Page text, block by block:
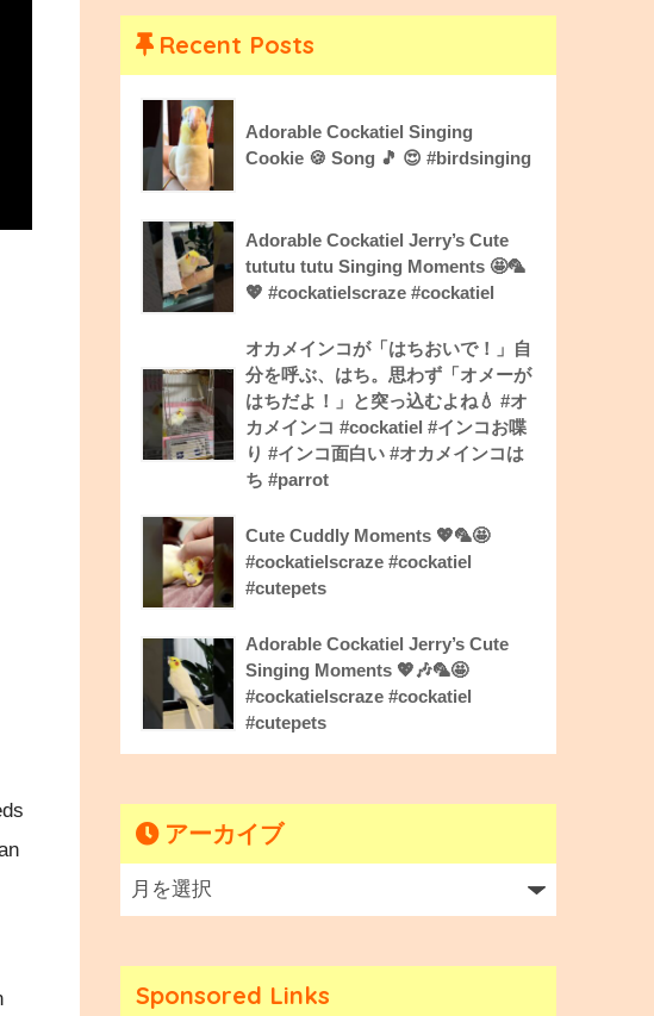
Recent Posts
Adorable Cockatiel Singing
Cookie 🍪 Song 🎵 😍 #birdsinging
Adorable Cockatiel Jerry’s Cute
tututu tutu Singing Moments 🤩🦜
💖 #cockatielscraze #cockatiel
オカメインコが「はちおいで！」自
分を呼ぶ、はち。思わず「オメーが
はちだよ！」と突っ込むよね💧 #オ
カメインコ #cockatiel #インコお喋
り #インコ面白い #オカメインコは
ち #parrot
Cute Cuddly Moments 💖🦜🤩
#cockatielscraze #cockatiel
#cutepets
Adorable Cockatiel Jerry’s Cute
Singing Moments 💖🎶🦜🤩
#cockatielscraze #cockatiel
#cutepets
アーカイブ
Sponsored Links